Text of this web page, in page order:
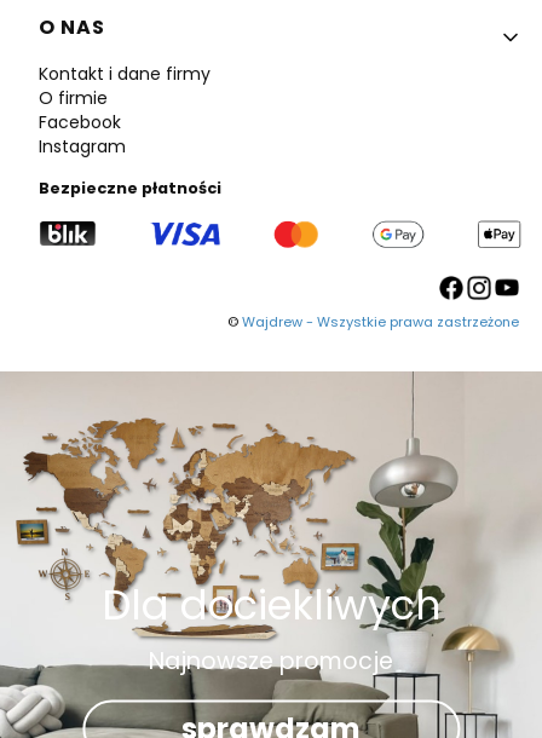
O NAS
Kontakt i dane firmy
O firmie
Facebook
Instagram
Bezpieczne płatności
©Wajdrew - Wszystkie prawa zastrzeżone
Dla dociekliwych
Najnowsze promocje
sprawdzam